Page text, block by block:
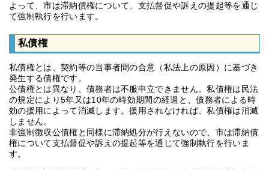
よって、市は滞納債権について、支払督促や訴えの提起等を通じ
て強制執行を行います。
私債権
私債権とは、契約等の当事者間の合意（私法上の原因）に基づき
発生する債権です。
公債権とは異なり、債務者は不服申立できません。私債権は民法
の規定により5年又は10年の時効期間の経過と、債務者による時
効の援用によって消滅します。援用されなければ、私債権は消滅
しません。
非強制徴収公債権と同様に滞納処分が行えないので、市は滞納債
権について支払督促や訴えの提起等を通じて強制執行を行いま
す。